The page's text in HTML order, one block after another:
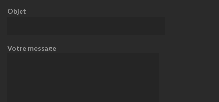
Objet
Votre message